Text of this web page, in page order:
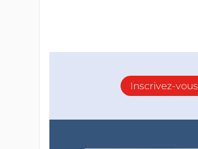
Inscrivez-vous